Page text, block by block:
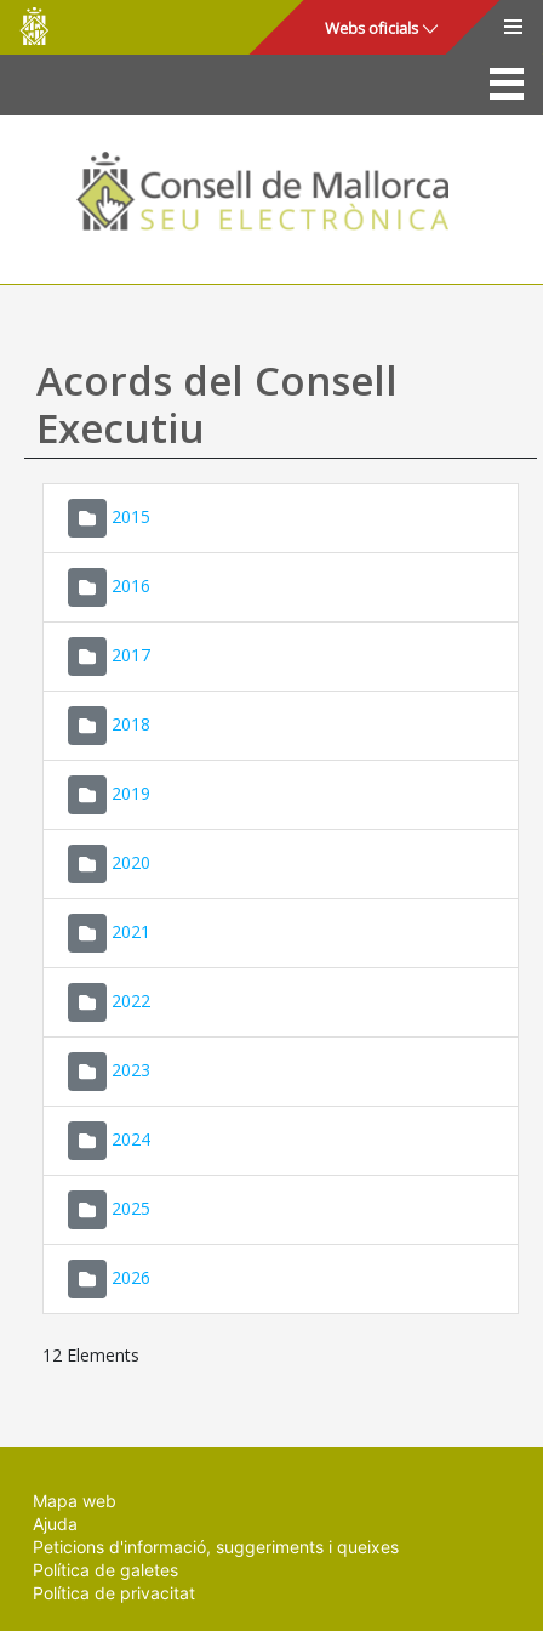
Salta al contingut principal
Consell
de
Mallorca
Webs oficials
La Seu
Consell de Mallorca
Accés i seguretat
Utilitats
Ajuda
Acords del Consell
Executiu
2015
2016
2017
2018
2019
2020
2021
2022
2023
2024
2025
2026
12 Elements
Mapa web
Ajuda
Peticions d'informació, suggeriments i queixes
Política de galetes
Política de privacitat